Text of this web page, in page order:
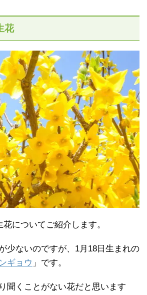
花
についてご紹介します。
少ないのですが、1月18日生まれの
ギョウ 」です。
聞くことがない花だと思います